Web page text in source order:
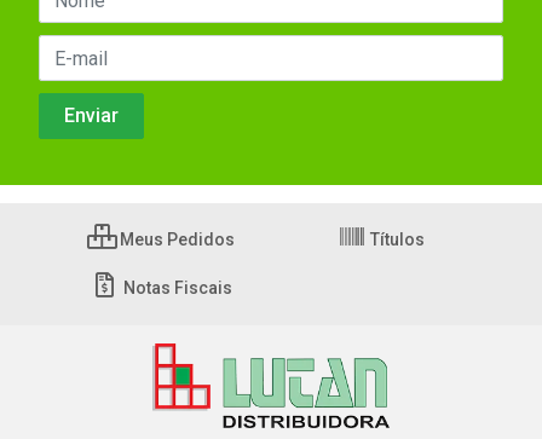
Meus Pedidos Títulos
Notas Fiscais